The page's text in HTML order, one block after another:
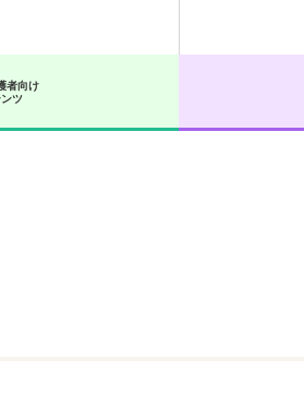
者向け
ツ